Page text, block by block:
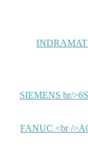
INDRAMAT
SIEMENS
FANUC